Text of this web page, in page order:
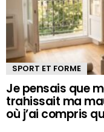
SPORT ET FORME
Je pensais que
trahissait ma
où j’ai compris